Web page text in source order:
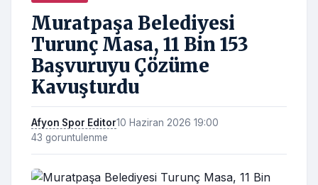
Muratpaşa Belediyesi
Turunç Masa, 11 Bin 153
Başvuruyu Çözüme
Kavuşturdu
Afyon Spor Editor10 Haziran 2026 19:00
43 goruntulenme